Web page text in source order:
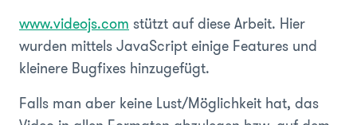
www.videojs.com stützt auf diese Arbeit. Hier
wurden mittels JavaScript einige Features und
kleinere Bugfixes hinzugefügt.
Falls man aber keine Lust/Möglichkeit hat, das